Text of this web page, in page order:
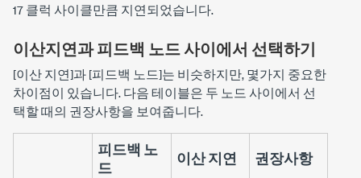
17 클럭 사이클만큼 지연되었습니다.
이산지연과 피드백 노드 사이에서 선택하기
[이산 지연]과[피드백 노드]는 비슷하지만, 몇가지 중요한
차이점이 있습니다. 다음 테이블은 두 노드 사이에서 선
택할 때의 권장사항을 보여줍니다.
피드백 노
드
이산 지연 권장사항